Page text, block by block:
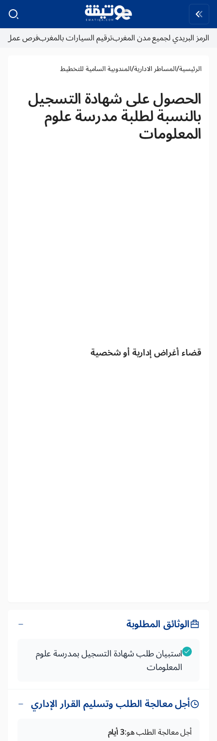
الرمز البريدي لجميع مدن المغربترقيم السيارات بالمغربفرص عمل
الرئيسية/المساطر الادارية/المندوبية السامية للتخطيط
الحصول على شهادة التسجيل
بالنسبة لطلبة مدرسة علوم
المعلومات
قضاء أغراض إدارية أو شخصية
الوثائق المطلوبة
استبيان طلب شهادة التسجيل بمدرسة علوم
المعلومات
أجل معالجة الطلب وتسليم القرار الإداري
أجل معالجة الطلب هو:3 أيام